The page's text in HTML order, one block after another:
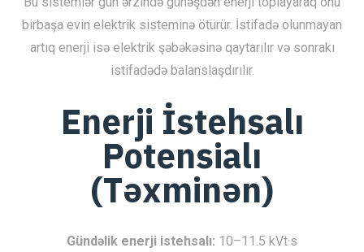
birbaşa evin elektrik sisteminə ötürür. İstifadə olunmayan
artıq enerji isə elektrik şəbəkəsinə qaytarılır və sonrakı
istifadədə balanslaşdırılır.
Enerji İstehsalı
Potensialı
(Təxminən)
Gündəlik enerji istehsalı: 10–11.5 kVt·s